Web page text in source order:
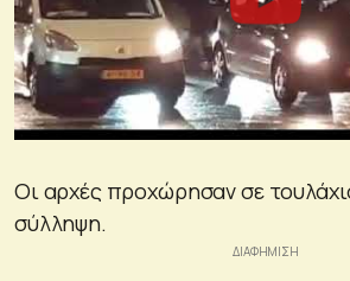
Οι αρχές προχώρησαν σε
σύλληψη.